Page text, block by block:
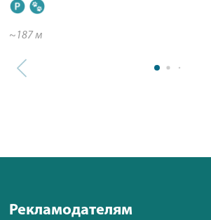
~187 м
Рекламодателям